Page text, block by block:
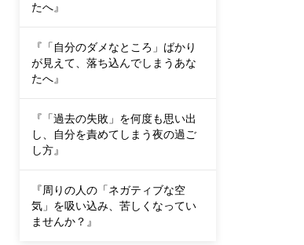
たへ』
『「自分のダメなところ」ばかり
が見えて、落ち込んでしまうあな
たへ』
『「過去の失敗」を何度も思い出
し、自分を責めてしまう夜の過ご
し方』
『周りの人の「ネガティブな空
気」を吸い込み、苦しくなってい
ませんか？』